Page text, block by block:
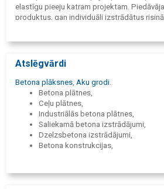
elastīgu pieeju katram projektam.
produktus, gan individuāli izstrādātus
Vairāk nekā 65 gadu pieredze, moderna
partnerim infrastruktūras un industriālajos
LAT SLABS simbolizē mūsu nākamo
ilgtspējīgus un augstas pievienotās
risinājumus. Savukārt SIA "Aizputes
zīmols ir veidots – uzņēmums ar vairāk
stabilām vērtībām un pārliecību, ka
Atslēgvārdi
Betona plāksnes Aku grodi
Betona plātnes,
Ceļu plātnes,
Industriālās betona plātnes,
Saliekamā betona izstrādājumi,
Dzelzsbetona izstrādājumi,
Betona konstrukcijas,
Betona ražotājs,